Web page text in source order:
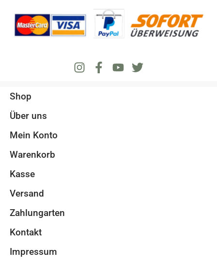
Shop
Über uns
Mein Konto
Warenkorb
Kasse
Versand
Zahlungarten
Kontakt
Impressum